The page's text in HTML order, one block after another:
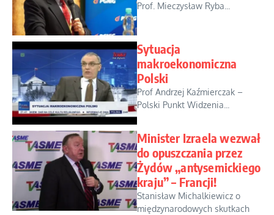
Prof. Mieczysław Ryba...
Sytuacja
makroekonomiczna
Polski
Prof Andrzej Kaźmierczak –
Polski Punkt Widzenia...
Minister Izraela wezwał
do opuszczania przez
Żydów „antysemickiego
kraju” – Francji!
Stanisław Michalkiewicz o
międzynarodowych skutkach